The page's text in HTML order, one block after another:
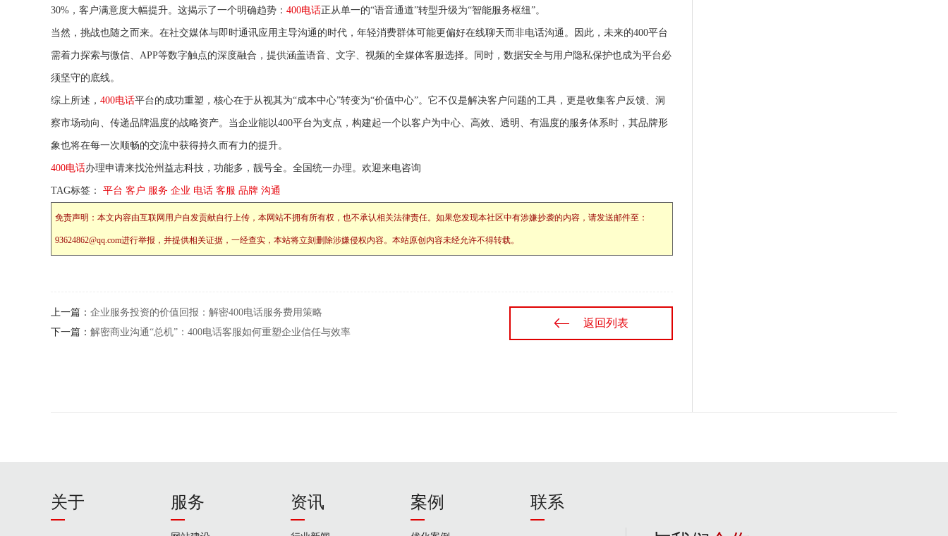
30%，客户满意度大幅提升。这揭示了一个明确趋势： 400电话正从单一的“语音通道”转型升级为“智能服务枢纽”。
当然，挑战也随之而来。在社交媒体与即时通讯应用主导沟通的时代，年轻消费群体可能更偏好在线聊天而非电话沟通。因此，未来的400平台
需着力探索与微信、APP等数字触点的深度融合，提供涵盖语音、文字、视频的全媒体客服选择。同时，数据安全与用户隐私保护也成为平台必
须坚守的底线。
综上所述， 400电话平台的成功重塑，核心在于从视其为“成本中心”转变为“价值中心”。它不仅是解决客户问题的工具，更是收集客户反馈、洞
察市场动向、传递品牌温度的战略资产。当企业能以400平台为支点，构建起一个以客户为中心、高效、透明、有温度的服务体系时，其品牌形
象也将在每一次顺畅的交流中获得持久而有力的提升。
400电话办理申请来找沧州益志科技，功能多，靓号全。全国统一办理。欢迎来电咨询
TAG标签： 平台 客户 服务 企业 电话 客服 品牌 沟通
免责声明：本文内容由互联网用户自发贡献自行上传，本网站不拥有所有权，也不承认相关法律责任。如果您发现本社区中有涉嫌抄袭的内容，请发送邮件至：
93624862@qq.com进行举报，并提供相关证据，一经查实，本站将立刻删除涉嫌侵权内容。本站原创内容未经允许不得转载。
上一篇： 企业服务投资的价值回报：解密400电话服务费用策略
下一篇： 解密商业沟通“总机”：400电话客服如何重塑企业信任与效率
返回列表
关于 服务 资讯 案例 联系